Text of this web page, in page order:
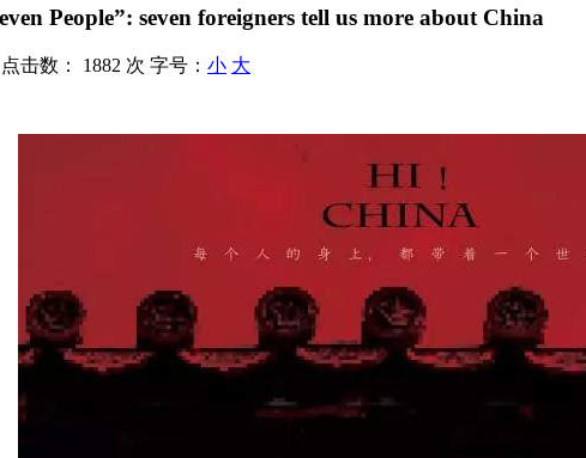
People”: seven foreigners tell us more about China
点击数： 1882 次 字号： 小 大